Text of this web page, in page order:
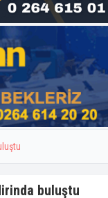
buluştu